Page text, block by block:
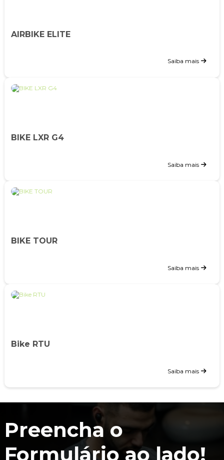
AIRBIKE ELITE
Saiba mais
BIKE LXR G4
Saiba mais
BIKE TOUR
Saiba mais
Bike RTU
Saiba mais
Preencha o
Formulário ao lado!